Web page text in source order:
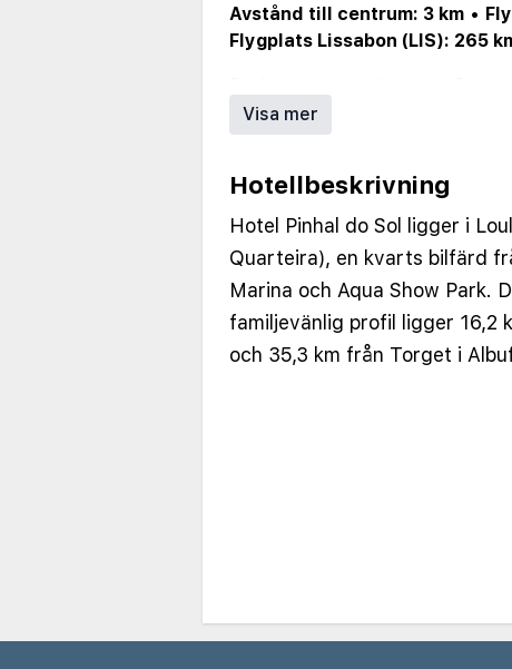
Avstånd till centrum: 3 km •
Flygplats Lissabon (LIS): 265
Parkering/garage (ev. mot avgift)
Visa mer
Hotellbeskrivning
Hotel Pinhal do Sol ligger i
Quarteira), en kvarts bilfärd
Marina och Aqua Show Park.
familjevänlig profil ligger 16,2
och 35,3 km från Torget i